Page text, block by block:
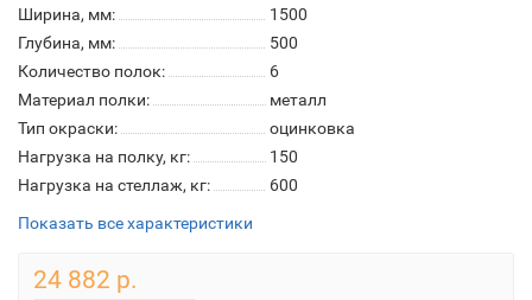
Ширина, мм:
1500
Глубина, мм:
500
Количество полок:
6
Материал полки:
металл
Тип окраски:
оцинковка
Нагрузка на полку, кг:
150
Нагрузка на стеллаж, кг:
600
Показать все характеристики
24 882 р.